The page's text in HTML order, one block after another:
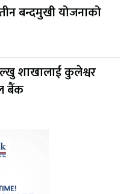
बन्दमुखी योजनाको
शाखालाई कुलेश्वर
बैंक